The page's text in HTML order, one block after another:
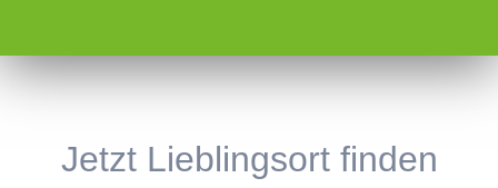
Jetzt Lieblingsort finden